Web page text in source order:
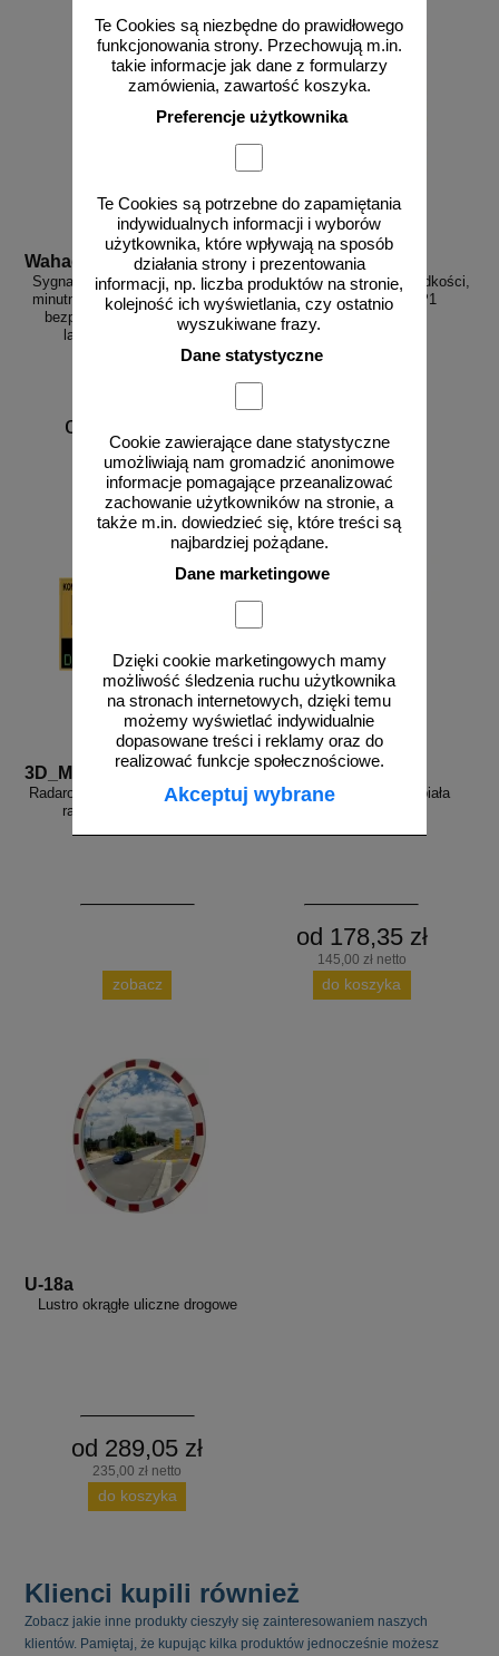
Te Cookies są niezbędne do prawidłowego
funkcjonowania strony. Przechowują m.in.
takie informacje jak dane z formularzy
zamówienia, zawartość koszyka.
Preferencje użytkownika
Te Cookies są potrzebne do zapamiętania
indywidualnych informacji i wyborów
użytkownika, które wpływają na sposób
działania strony i prezentowania
informacji, np. liczba produktów na stronie,
kolejność ich wyświetlania, czy ostatnio
wyszukiwane frazy.
Dane statystyczne
Cookie zawierające dane statystyczne
umożliwiają nam gromadzić anonimowe
informacje pomagające przeanalizować
zachowanie użytkowników na stronie, a
także m.in. dowiedzieć się, które treści są
najbardziej pożądane.
Dane marketingowe
Dzięki cookie marketingowych mamy
możliwość śledzenia ruchu użytkownika
na stronach internetowych, dzięki temu
możemy wyświetlać indywidualnie
dopasowane treści i reklamy oraz do
realizować funkcje społecznościowe.
Akceptuj wybrane
Wahadlo 20 min
Sygnalizacja świetlna drogowa z
minutnikiem, tymczasowa, LED,
bezprzewodowa, wahadłowa,
lampy 20 cm - komplet
od 6226,88 zł
5062,50 zł netto
do koszyka
3D_MP-DP1
Radarowy wyświetlacz prędkości,
radar drogowy MP-DP1
zobacz
3D_MP-DP6
Radarowy wyświetlacz prędkości,
radar drogowy MP-DP6
zobacz
FR_338
Farba drogowa Kontur biała
od 178,35 zł
145,00 zł netto
do koszyka
U-18a
Lustro okrągłe uliczne drogowe
od 289,05 zł
235,00 zł netto
do koszyka
Klienci kupili również
Zobacz jakie inne produkty cieszyły się zainteresowaniem naszych
klientów. Pamiętaj, że kupując kilka produktów jednocześnie możesz